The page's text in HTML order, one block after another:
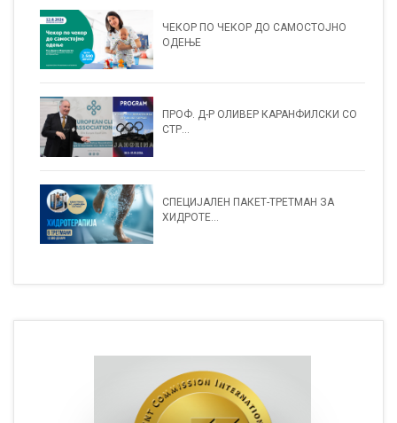
ЧЕКОР ПО ЧЕКОР ДО САМОСТОЈНО
ОДЕЊЕ
ПРОФ. Д-Р ОЛИВЕР КАРАНФИЛСКИ СО
СТР...
СПЕЦИЈАЛЕН ПАКЕТ-ТРЕТМАН ЗА
ХИДРОТЕ...